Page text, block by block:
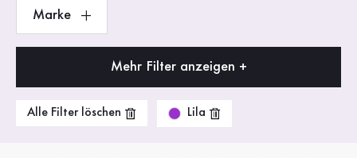
Marke
Mehr Filter anzeigen +
Alle Filter löschen Lila